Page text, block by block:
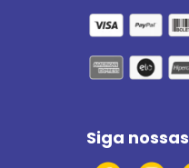
Siga